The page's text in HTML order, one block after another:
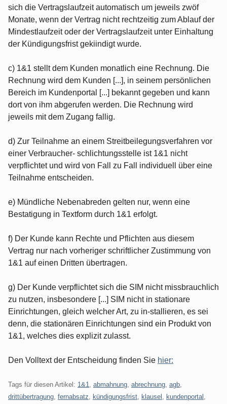
sich die Vertragslaufzeit automatisch um jeweils zwöf
Monate, wenn der Vertrag nicht rechtzeitig zum Ablauf der
Mindestlaufzeit oder der Vertragslaufzeit unter Einhaltung
der Kündigungsfrist gekiindigt wurde.
c) 1&1 stellt dem Kunden monatlich eine Rechnung. Die
Rechnung wird dem Kunden [...], in seinem persönlichen
Bereich im Kundenportal [...] bekannt gegeben und kann
dort von ihm abgerufen werden. Die Rechnung wird
jeweils mit dem Zugang fallig.
d) Zur Teilnahme an einem Streitbeilegungsverfahren vor
einer Verbraucher- schlichtungsstelle ist 1&1 nicht
verpflichtet und wird von Fall zu Fall individuell über eine
Teilnahme entscheiden.
e) Mündliche Nebenabreden gelten nur, wenn eine
Bestatigung in Textform durch 1&1 erfolgt.
f) Der Kunde kann Rechte und Pflichten aus diesem
Vertrag nur nach vorheriger schriftlicher Zustimmung von
1&1 auf einen Dritten übertragen.
g) Der Kunde verpflichtet sich die SIM nicht missbrauchlich
zu nutzen, insbesondere [...] SIM nicht in stationare
Einrichtungen, gleich welcher Art, zu in-stallieren, es sei
denn, die stationären Einrichtungen sind ein Produkt von
1&1, welches dies explizit zulasst.
Den Volltext der Entscheidung finden Sie hier:
Tags für diesen Artikel: 1&1 abmahnung abrechnung agb
drittübertragung fernabsatz kündigungsfrist klausel kundenportal